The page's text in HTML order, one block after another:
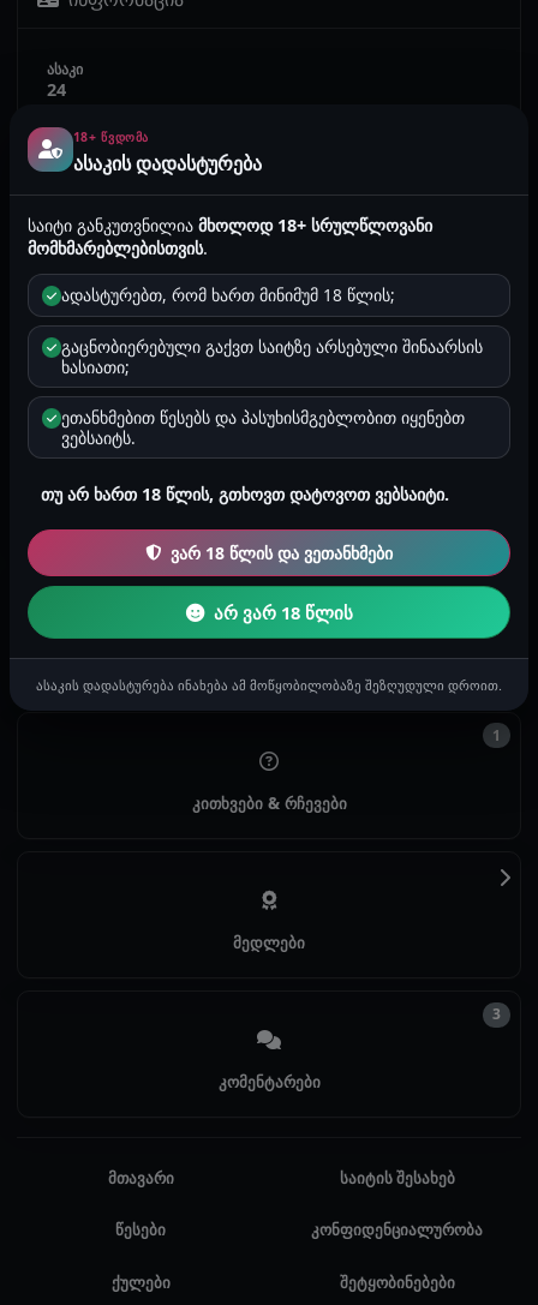
ასაკი
24
სქესი
მამრობითი
ორიენტაცია
ჰეტეროსექსუალი
ზოდიაქო
ლომი
რეგიონი
თბილისი
2025-07-11 00:49
ისტორიები
0
კითხვები & რჩევები
1
მედლები
კომენტარები
3
მთავარი საიტის შესახებ
წესები კონფიდენციალურობა
ქულები შეტყობინებები
18+ ᲬᲕᲓᲝᲛᲐ
ასაკის დადასტურება
საიტი განკუთვნილიამხოლოდ 18+ სრულწლოვანი
მომხმარებლებისთვის.
ადასტურებთ, რომ ხართ მინიმუმ 18 წლის;
გაცნობიერებული გაქვთ საიტზე არსებული შინაარსის
ხასიათი;
ეთანხმებით წესებს და პასუხისმგებლობით იყენებთ
ვებსაიტს.
თუ არ ხართ 18 წლის, გთხოვთ დატოვოთ ვებსაიტი.
ვარ 18 წლის და ვეთანხმები
არ ვარ 18 წლის
ასაკის დადასტურება ინახება ამ მოწყობილობაზე შეზღუდული დროით.